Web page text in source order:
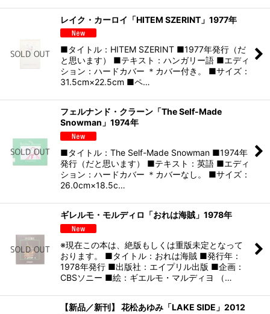
レイク・カーロイ「HITEM SZERINT」1977年
■タイトル：HITEM SZERINT ■1977年発行（だ
と思います） ■テキスト：ハンガリー語 ■エディ
ション：ハードカバー ＊カバー付き。 ■サイズ：
31.5cm×22.5cm ■ペ…
フェルナンド・クラーン「The Self-Made
Snowman」1974年
■タイトル：The Self-Made Snowman ■1974年
発行（だと思います） ■テキスト：英語 ■エディ
ション：ハードカバー ＊カバーなし。 ■サイズ：
26.0cm×18.5c…
ギレルモ・モルディロ「おれは海賊」1978年
※現在この本は、絶版もしくは重版未定となって
おります。 ■タイトル：おれは海賊 ■発行年：
1978年発行 ■出版社：エイプリル出版 ■企画：
CBSソニー ■絵：ギエルモ・マルディヨ （…
【新品／新刊】 花松あゆみ「LAKE SIDE」2012